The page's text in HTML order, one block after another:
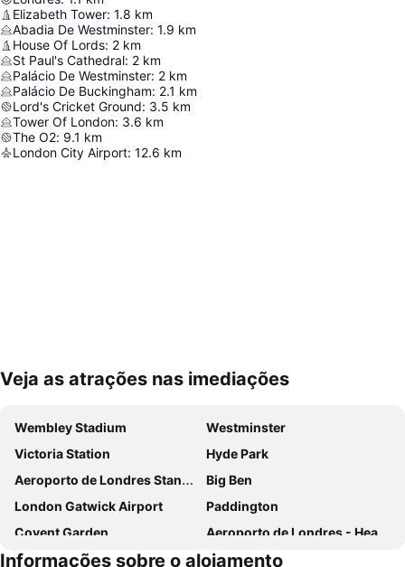
Elizabeth Tower: 1.8 km
Abadia De Westminster: 1.9 km
House Of Lords: 2 km
St Paul's Cathedral: 2 km
Palácio De Westminster: 2 km
Palácio De Buckingham: 2.1 km
Lord's Cricket Ground: 3.5 km
Tower Of London: 3.6 km
The O2: 9.1 km
London City Airport: 12.6 km
Ampliar mapa
Veja as atrações nas imediações
Wembley Stadium
Westminster
Victoria Station
Hyde Park
Aeroporto de Londres Stansted
Big Ben
London Gatwick Airport
Paddington
Covent Garden
Aeroporto de Londres - Heathrow
Liverpool Street Station
Soho
Informações sobre o alojamento